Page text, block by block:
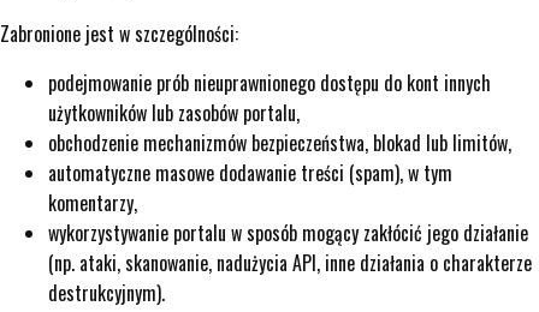
Zabronione jest w szczególności:
podejmowanie prób nieuprawnionego dostępu do kont innych
użytkowników lub zasobów portalu,
obchodzenie mechanizmów bezpieczeństwa, blokad lub limitów,
automatyczne masowe dodawanie treści (spam), w tym
komentarzy,
wykorzystywanie portalu w sposób mogący zakłócić jego działanie
(np. ataki, skanowanie, nadużycia API, inne działania o charakterze
destrukcyjnym).